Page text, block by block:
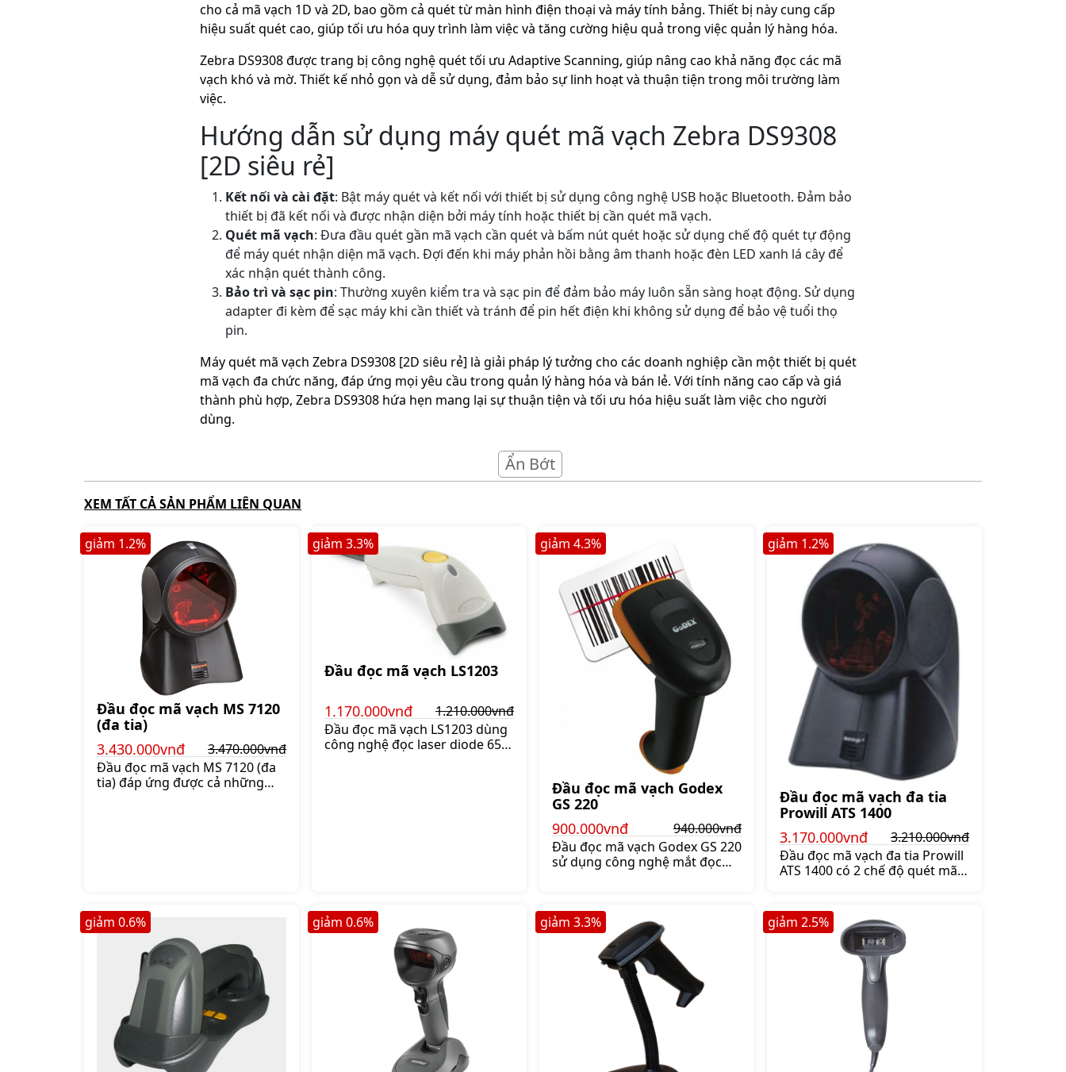
cho cả mã vạch 1D và 2D, bao gồm cả quét từ màn hình điện thoại và máy tính bảng. Thiết bị này cung cấp
hiệu suất quét cao, giúp tối ưu hóa quy trình làm việc và tăng cường hiệu quả trong việc quản lý hàng hóa.
Zebra DS9308 được trang bị công nghệ quét tối ưu Adaptive Scanning, giúp nâng cao khả năng đọc các mã
vạch khó và mờ. Thiết kế nhỏ gọn và dễ sử dụng, đảm bảo sự linh hoạt và thuận tiện trong môi trường làm
việc.
Hướng dẫn sử dụng máy quét mã vạch Zebra DS9308
[2D siêu rẻ]
Kết nối và cài đặt: Bật máy quét và kết nối với thiết bị sử dụng công nghệ USB hoặc Bluetooth. Đảm bảo
thiết bị đã kết nối và được nhận diện bởi máy tính hoặc thiết bị cần quét mã vạch.
Quét mã vạch: Đưa đầu quét gần mã vạch cần quét và bấm nút quét hoặc sử dụng chế độ quét tự động
để máy quét nhận diện mã vạch. Đợi đến khi máy phản hồi bằng âm thanh hoặc đèn LED xanh lá cây để
xác nhận quét thành công.
Bảo trì và sạc pin: Thường xuyên kiểm tra và sạc pin để đảm bảo máy luôn sẵn sàng hoạt động. Sử dụng
adapter đi kèm để sạc máy khi cần thiết và tránh để pin hết điện khi không sử dụng để bảo vệ tuổi thọ
pin.
Máy quét mã vạch Zebra DS9308 [2D siêu rẻ] là giải pháp lý tưởng cho các doanh nghiệp cần một thiết bị quét
mã vạch đa chức năng, đáp ứng mọi yêu cầu trong quản lý hàng hóa và bán lẻ. Với tính năng cao cấp và giá
thành phù hợp, Zebra DS9308 hứa hẹn mang lại sự thuận tiện và tối ưu hóa hiệu suất làm việc cho người
dùng.
Ẩn Bớt
XEM TẤT CẢ SẢN PHẨM LIÊN QUAN
Đầu đọc mã vạch MS 7120
(đa tia)
3.430.000vnđ
3.470.000vnđ
Đầu đọc mã vạch MS 7120 (đa
tia) đáp ứng được cả những
giảm 1.2%
Đầu đọc mã vạch LS1203
1.170.000vnđ
1.210.000vnđ
Đầu đọc mã vạch LS1203 dùng
công nghệ đọc laser diode 650
giảm 3.3%
Đầu đọc mã vạch Godex
GS 220
900.000vnđ
940.000vnđ
Đầu đọc mã vạch Godex GS 220
sử dụng công nghệ mắt đọc
giảm 4.3%
Đầu đọc mã vạch đa tia
Prowill ATS 1400
3.170.000vnđ
3.210.000vnđ
Đầu đọc mã vạch đa tia Prowill
ATS 1400 có 2 chế độ quét mã
Prowill ATS 1400 hỗ trợ quét
mã vạch đơn tia và đa tia,
Giá:3.210.000 đ
giảm 1.2%
giảm 0.6% giảm 0.6% giảm 3.3% giảm 2.5%